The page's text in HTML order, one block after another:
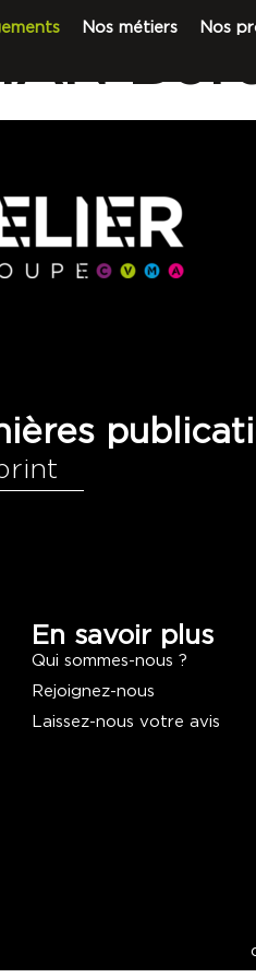
Nos métiers Nos
En savoir plus
Qui sommes-nous ?
Rejoignez-nous
Laissez-nous votre avis